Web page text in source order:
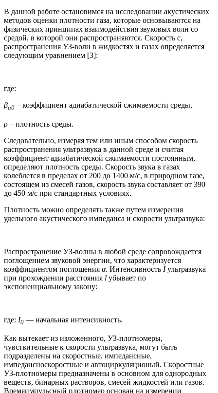
В данной работе остановимся на исследовании акустических
методов оценки плотности газа, которые основываются на
физических принципах взаимодействия звуковых волн со
средой, в которой они распространяются. Скорость с,
распространения УЗ-волн в жидкостях и газах определяется
следующим уравнением [3]:
где:
βад – коэффициент адиабатической сжимаемости среды,
ρ – плотность среды.
Следовательно, измеряя тем или иным способом скорость
распространения ультразвука в данной среде и считая
коэффициент адиабатической сжимаемости постоянным,
определяют плотность среды. Скорость звука в газах
колеблется в пределах от 200 до 1400 м/с, в природном газе,
состоящем из смесей газов, скорость звука составляет от 390
до 450 м/с при стандартных условиях.
Плотность можно определять также путем измерения
удельного акустического импеданса и скорости ультразвука:
Распространение УЗ-волны в любой среде сопровождается
поглощением звуковой энергии, что характеризуется
коэффициентом поглощения α. Интенсивность Iультразвука
при прохождении расстояния l убывает по
экспоненциальному закону:
где: I0 — начальная интенсивность.
Как вытекает из изложенного, УЗ-плотномеры,
чувствительные к скорости ультразвука, могут быть
подразделены на скоростные, импедансные,
импедансноскоростные и автоциркуляционый. Скоростные
УЗ-плотномеры предназначены в основном для однородных
веществ, бинарных растворов, смесей жидкостей или газов.
Времяимпульсный плотномер основан на измерении